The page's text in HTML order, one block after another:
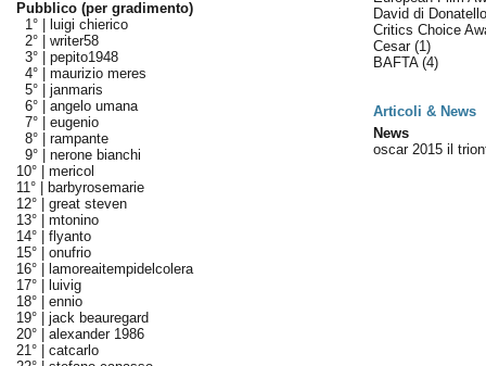
Pubblico (per gradimento)
1° |
luigi chierico
2° | writer58
3° | pepito1948
4° | maurizio meres
5° | janmaris
6° | angelo umana
7° | eugenio
8° | rampante
9° | nerone bianchi
10° | mericol
11° |
barbyrosemarie
12° | great steven
13° | mtonino
14° | flyanto
15° | onufrio
16° |
lamoreaitempidelcolera
17° |
luivig
18° | ennio
19° | jack beauregard
20° | alexander 1986
21° | catcarlo
David di
Critics Choice
Cesar (1)
BAFTA (4)
Articoli & News
News
oscar 2015 il